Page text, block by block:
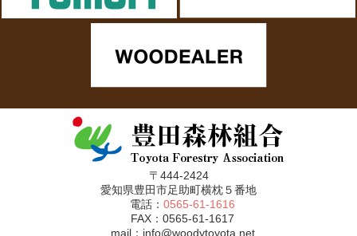
〒444-2424
愛知県豊田市足助町横枕５番地
電話： 0565-61-1616
FAX：0565-61-1617
mail：info@woodytoyota.net